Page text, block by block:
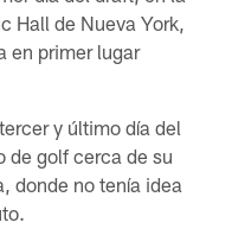
Hall de Nueva York,
en primer lugar
y último día del
de golf cerca de su
donde no tenía idea